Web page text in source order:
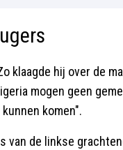
klaagde hij over de
mogen geen
komen".
van de linkse